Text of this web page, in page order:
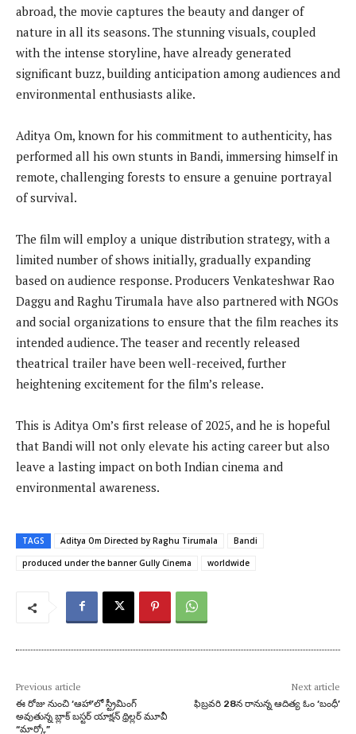
abroad, the movie captures the beauty and danger of
nature in all its seasons. The stunning visuals, coupled
with the intense storyline, have already generated
significant buzz, building anticipation among audiences and
environmental enthusiasts alike.
Aditya Om, known for his commitment to authenticity, has
performed all his own stunts in Bandi, immersing himself in
remote, challenging forests to ensure a genuine portrayal
of survival.
The film will employ a unique distribution strategy, with a
limited number of shows initially, gradually expanding
based on audience response. Producers Venkateshwar Rao
Daggu and Raghu Tirumala have also partnered with NGOs
and social organizations to ensure that the film reaches its
intended audience. The teaser and recently released
theatrical trailer have been well-received, further
heightening excitement for the film’s release.
This is Aditya Om’s first release of 2025, and he is hopeful
that Bandi will not only elevate his acting career but also
leave a lasting impact on both Indian cinema and
environmental awareness.
TAGS Aditya Om Directed by Raghu Tirumala
Bandi
produced under the banner Gully Cinema
worldwide
Previous article
ఈ రోజు నుంచి ‘ఆహా’లో స్ట్రీమింగ్
అవుతున్న బ్లాక్ బస్టర్ యాక్షన్ థ్రిల్లర్ మూవీ
“మార్కో”
Next article
ఫిబ్రవరి 28న రానున్న ఆదిత్య ఓం ‘బంధీ’